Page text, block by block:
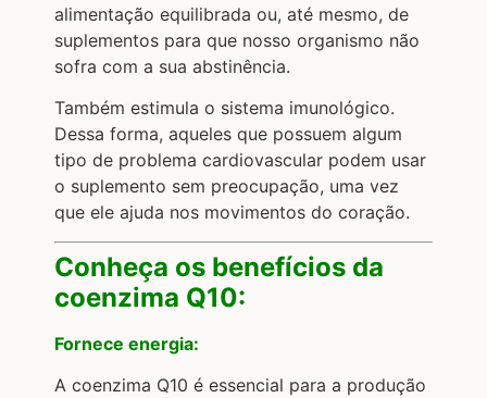
alimentação equilibrada ou, até mesmo, de
suplementos para que nosso organismo não
sofra com a sua abstinência.
Também estimula o sistema imunológico.
Dessa forma, aqueles que possuem algum
tipo de problema cardiovascular podem usar
o suplemento sem preocupação, uma vez
que ele ajuda nos movimentos do coração.
Conheça os benefícios da
coenzima Q10:
Fornece energia:
A coenzima Q10 é essencial para a produção